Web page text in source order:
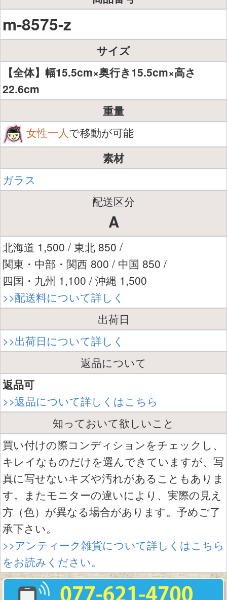
m-8575-z
サイズ
【全体】幅15.5cm×奥行き15.5cm×高さ
22.6cm
重量
女性一人で移動が可能
素材
ガラス
配送区分
A
北海道 1,500 / 東北 850 /
関東・中部・関西 800 / 中国 850 /
四国・九州 1,100 / 沖縄 1,500
>>配送料について詳しく
出荷日
>>出荷日について詳しく
返品について
返品可
>>返品について詳しくはこちら
知っておいて欲しいこと
買い付けの際コンディションをチェックし、
キレイなものだけを選んできていますが、写
真に写せないキズや汚れがあることもありま
す。またモニターの違いにより、実際の見え
方（色）が異なる場合があります。予めご了
承下さい。
>>アンティーク雑貨について詳しくはこちら
をお読みください。